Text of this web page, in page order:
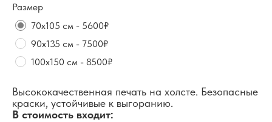
Размер
70х105 см - 5600₽
90х135 см - 7500₽
100х150 см - 8500₽
Высококачественная печать на холсте. Безопасные
краски, устойчивые к выгоранию.
В стоимость входит: